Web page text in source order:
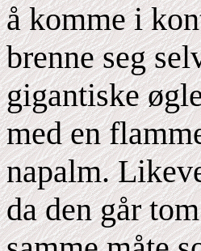
å komme i
brenne seg
gigantiske
med en
napalm.
da den går